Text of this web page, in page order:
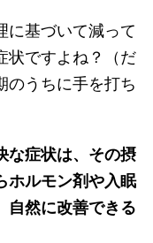
に基づいて減って
状ですよね？（だ
のうちに手を打ち
な症状は、その摂
ホルモン剤や入眠
自然に改善できる